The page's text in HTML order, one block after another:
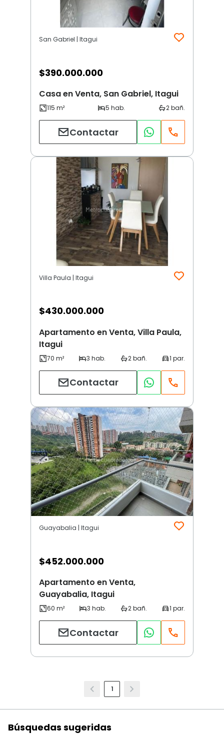
San Gabriel | Itagui
$390.000.000
Casa en Venta, San Gabriel, Itagui
Contactar
Villa Paula | Itagui
$430.000.000
Apartamento en Venta, Villa Paula,
Itagui
Contactar
Guayabalia | Itagui
$452.000.000
Apartamento en Venta,
Guayabalia, Itagui
Contactar
1